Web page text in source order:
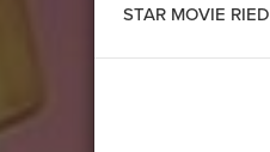
STAR MOVIE RIED